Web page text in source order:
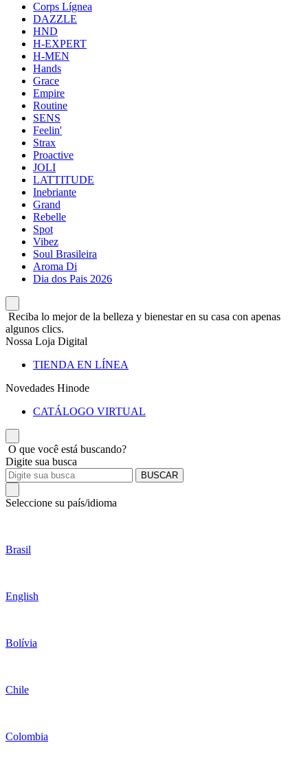
Corps Lígnea
DAZZLE
HND
H-EXPERT
H-MEN
Hands
Grace
Empire
Routine
SENS
Feelin'
Strax
Proactive
JOLI
LATTITUDE
Inebriante
Grand
Rebelle
Spot
Vibez
Soul Brasileira
Aroma Di
Dia dos Pais 2026
Reciba lo mejor de la belleza y bienestar en su casa con apenas
algunos clics.
Nossa Loja Digital
TIENDA EN LÍNEA
Novedades Hinode
CATÁLOGO VIRTUAL
O que você está buscando?
Digite sua busca
BUSCAR
Seleccione su país/idioma
Brasil
English
Bolívia
Chile
Colombia